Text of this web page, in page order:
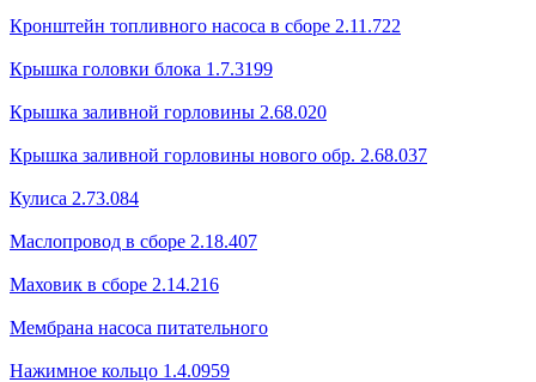
Кронштейн топливного насоса в сборе 2.11.722
Крышка головки блока 1.7.3199
Крышка заливной горловины 2.68.020
Крышка заливной горловины нового обр. 2.68.037
Кулиса 2.73.084
Маслопровод в сборе 2.18.407
Маховик в сборе 2.14.216
Мембрана насоса питательного
Нажимное кольцо 1.4.0959